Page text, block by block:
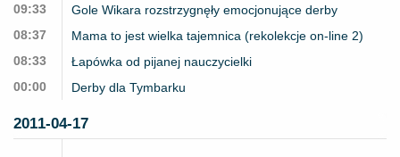
09:33
Gole Wikara rozstrzygnęły emocjonujące derby
08:37
Mama to jest wielka tajemnica (rekolekcje on-line 2)
08:33
Łapówka od pijanej nauczycielki
00:00
Derby dla Tymbarku
2011-04-17